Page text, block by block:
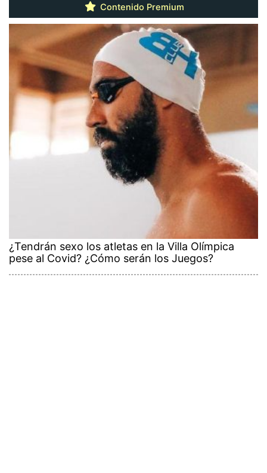
Contenido Premium
¿Tendrán sexo los atletas en la Villa Olímpica
pese al Covid? ¿Cómo serán los Juegos?